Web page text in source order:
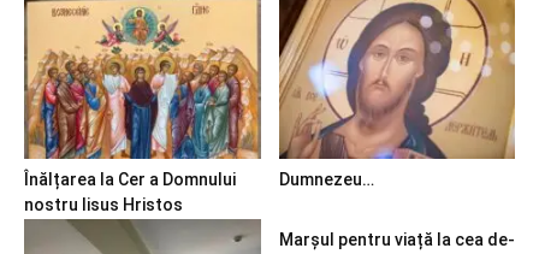
Înălțarea la Cer a Domnului
nostru Iisus Hristos
Dumnezeu…
Marșul pentru viață la cea de-